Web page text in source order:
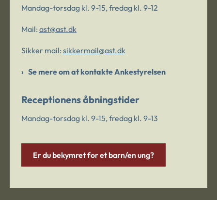
Mandag-torsdag kl. 9-15, fredag kl. 9-12
Mail: ast@ast.dk
Sikker mail: sikkermail@ast.dk
Se mere om at kontakte Ankestyrelsen
Receptionens åbningstider
Mandag-torsdag kl. 9-15, fredag kl. 9-13
Er du bekymret for et barn/en ung?